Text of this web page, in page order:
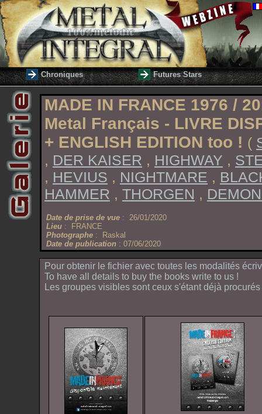
Chroniques Futures Stars
MADE IN FRANCE 1976 /
Metal Français - LIVRE
+ ENGLISH EDITION too ! (
, DER KAISER , HIGHWAY ,
, HEVIUS , NIGHTMARE ,
HAMMER , THORGEN ,
Date de prise de vue : 26/01/2020
Lieu : FRANCE
Photographe : Raskal
Date de publication : 07/06/2020
Pour obtenir le fichier avec toutes les modalités
To have all details to buy the books write to us !
Les groupes visibles sont ceux s'étant déjà